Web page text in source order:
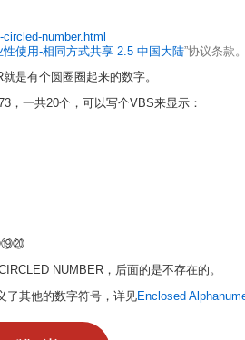
number.html
性使用-相同方式共享 2.5 中国大陆”协议条款。
是有个圆圈圈起来的数字。
，一共20个，可以写个VBS来显示：
NUMBER，后面的是不存在的。
了其他的数字符号，详见Enclosed